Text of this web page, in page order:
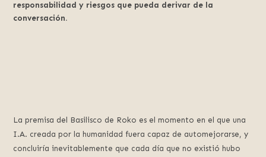
responsabilidad y riesgos que pueda derivar de la
conversación.
La premisa del Basilisco de Roko es el momento en el que una
I.A. creada por la humanidad fuera capaz de automejorarse, y
concluiría inevitablemente que cada día que no existió hubo